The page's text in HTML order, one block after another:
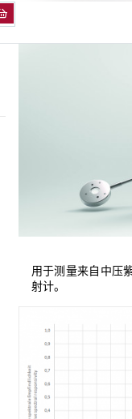
用于测量来自中压
射计。